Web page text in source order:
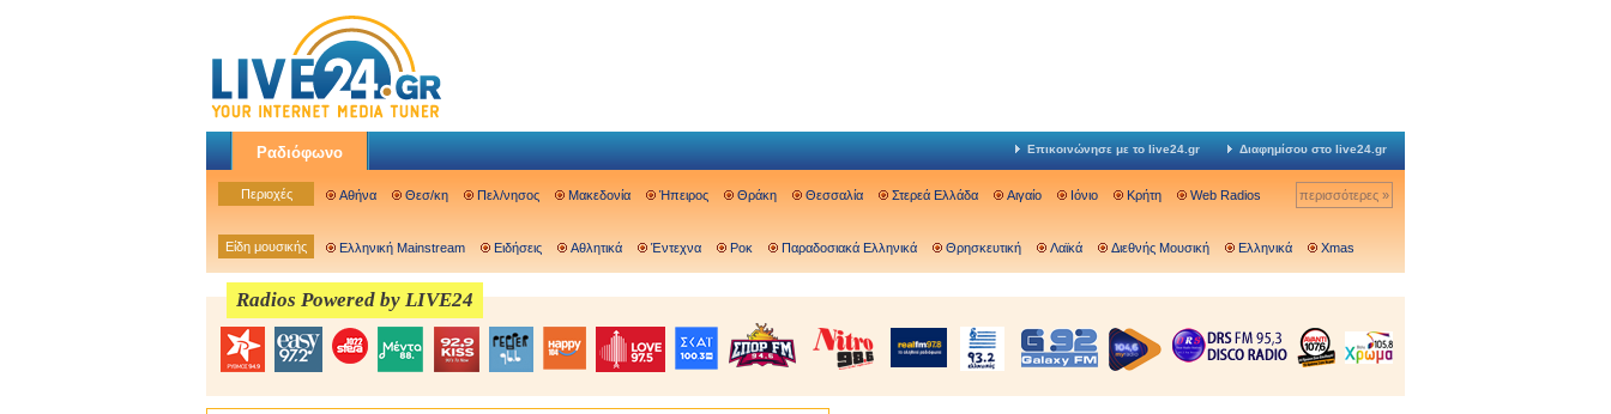
Ραδιόφωνο Επικοινώνησε με το live24.gr Διαφημίσου στο live24.gr
Περιοχές Αθήνα Θεσ/κη Πελ/νησος Μακεδονία Ήπειρος Θράκη Θεσσαλία Στερεά Ελλάδα Αιγαίο Ιόνιο Κρήτη Web Radios περισσότερες »
Είδη μουσικής Ελληνική Mainstream Ειδήσεις Αθλητικά Έντεχνα Ροκ Παραδοσιακά Ελληνικά Θρησκευτική Λαϊκά Διεθνής Μουσική Ελληνικά Xmas
Radios Powered by LIVE24